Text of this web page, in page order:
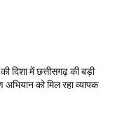
दिशा में छत्तीसगढ़ की बड़ी
अभियान को मिल रहा व्यापक